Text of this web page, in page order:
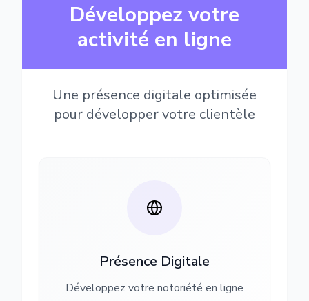
Développez votre
activité en ligne
Une présence digitale optimisée
pour développer votre clientèle
Présence Digitale
Développez votre notoriété en ligne